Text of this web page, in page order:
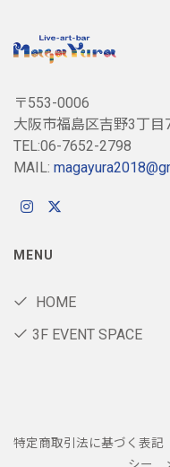
〒553-0006
大阪市福島区吉野3丁
TEL:06-7652-2798
MAIL:
MENU
HOME
3F EVENT SPACE
特定商取引法に基づく表記